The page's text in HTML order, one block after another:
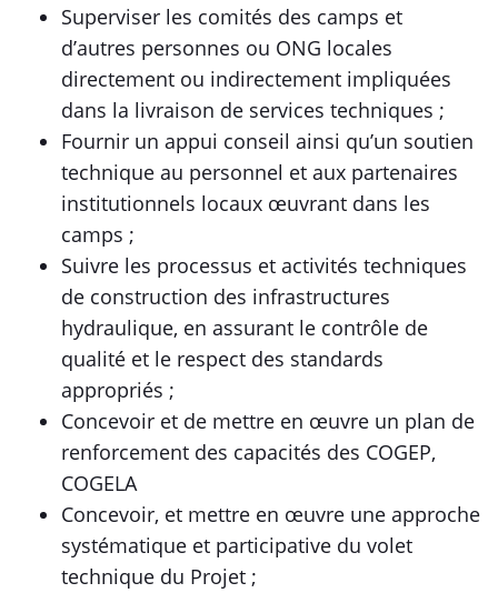
Superviser les comités des camps et
d’autres personnes ou ONG locales
directement ou indirectement impliquées
dans la livraison de services techniques ;
Fournir un appui conseil ainsi qu’un soutien
technique au personnel et aux partenaires
institutionnels locaux œuvrant dans les
camps ;
Suivre les processus et activités techniques
de construction des infrastructures
hydraulique, en assurant le contrôle de
qualité et le respect des standards
appropriés ;
Concevoir et de mettre en œuvre un plan de
renforcement des capacités des COGEP,
COGELA
Concevoir, et mettre en œuvre une approche
systématique et participative du volet
technique du Projet ;